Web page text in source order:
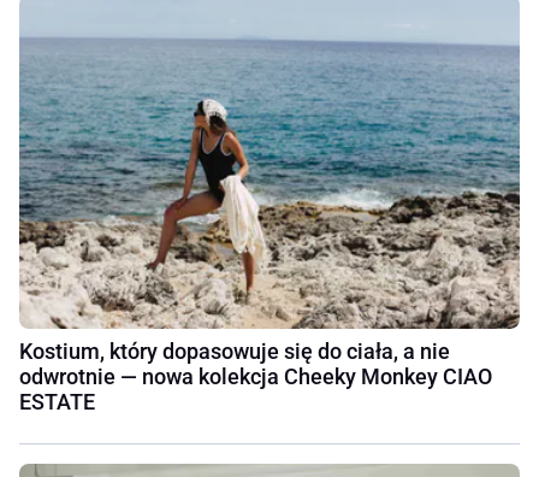
Kostium, który dopasowuje się do ciała, a nie
odwrotnie — nowa kolekcja Cheeky Monkey CIAO
ESTATE